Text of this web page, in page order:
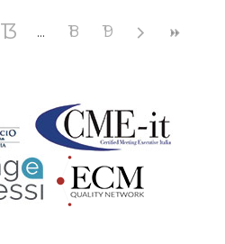
13 18 19